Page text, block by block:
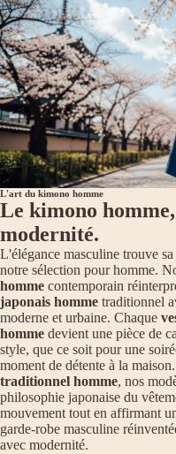
L'art du kimono homme
Le kimono
modernité.
L'élégance masculine trouve
notre sélection pour homme.
homme contemporain
japonais homme traditionnel
moderne et urbaine. Chaque
homme devient une pièce de
style, que ce soit pour une
moment de détente à la
traditionnel homme, nos
philosophie japonaise du
mouvement tout en affirmant
garde-robe masculine
avec modernité.